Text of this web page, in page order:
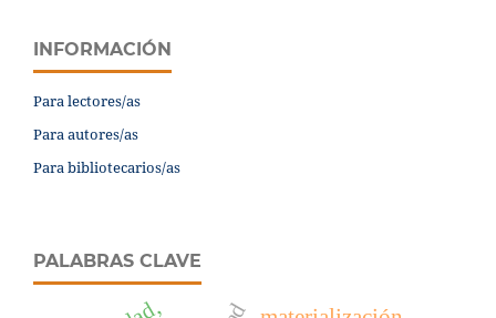
INFORMACIÓN
Para lectores/as
Para autores/as
Para bibliotecarios/as
PALABRAS CLAVE